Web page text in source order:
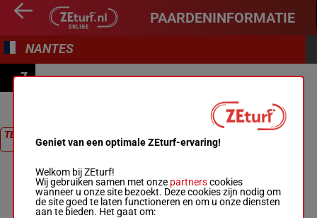
PAARDENINFORMATIE
NANTES
7
TERUG NAAR
RACEGeniet van een optimale ZEturf-ervaring!
Welkom bij ZEturf!
Wij gebruiken samen met onze partnerscookies
wanneer u onze site bezoekt. Deze cookies zijn nodig om
de site goed te laten functioneren en om u onze diensten
aan te bieden. Het gaat om: